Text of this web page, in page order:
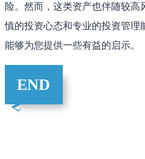
险。然而，这类资产也伴随较
慎的投资心态和专业的投资管理
能够为您提供一些有益的启示。
END